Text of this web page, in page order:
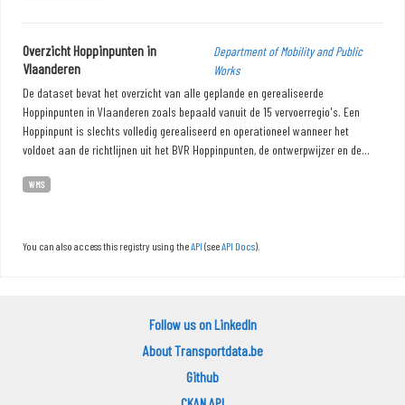
Overzicht Hoppinpunten in
Vlaanderen
Department of Mobility and Public
Works
De dataset bevat het overzicht van alle geplande en gerealiseerde
Hoppinpunten in Vlaanderen zoals bepaald vanuit de 15 vervoerregio's. Een
Hoppinpunt is slechts volledig gerealiseerd en operationeel wanneer het
voldoet aan de richtlijnen uit het BVR Hoppinpunten, de ontwerpwijzer en de...
WMS
You can also access this registry using theAPI (seeAPI Docs).
Follow us on LinkedIn
About Transportdata.be
Github